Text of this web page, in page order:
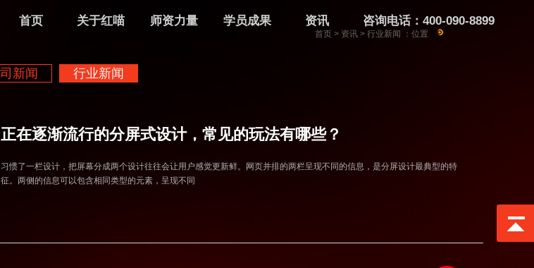
首页 关于红喵 师资力量 学员成果 资讯 咨询电话：400-090-8899
首页 > 资讯 >行业新闻 ：位置
新闻 行业新闻
正在逐渐流行的分屏式设计，常见的玩法有哪些？
习惯了一栏设计，把屏幕分成两个设计往往会让用户感觉更新鲜。网页并排的两栏呈现不同的信息，是分屏设计最典型的特
征。两侧的信息可以包含相同类型的元素，呈现不同